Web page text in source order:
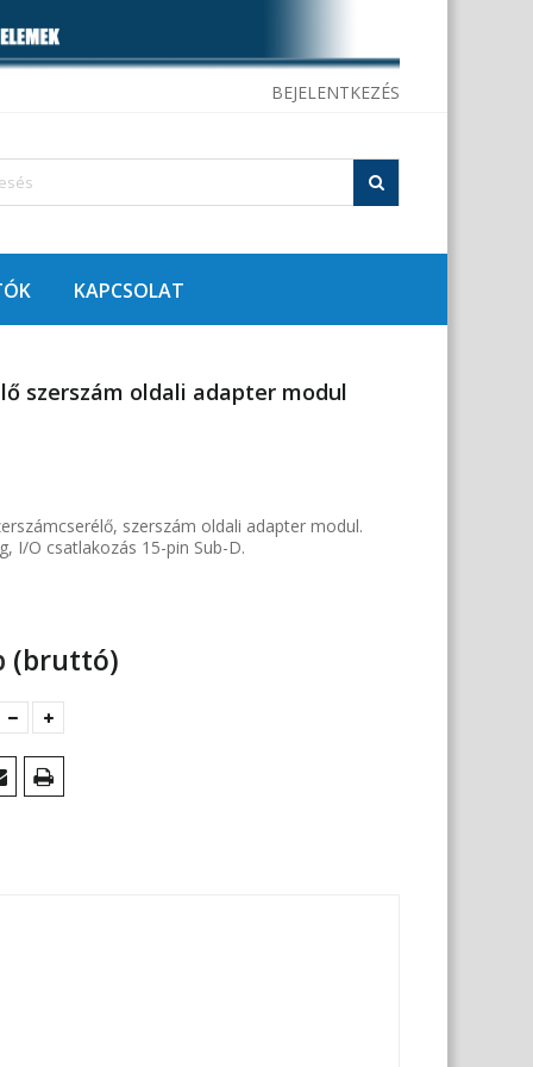
BEJELENTKEZÉS
KAPCSOLAT
szerszám oldali adapter modul
szerszám oldali adapter modul.
I/O csatlakozás 15-pin Sub-D.
(bruttó)